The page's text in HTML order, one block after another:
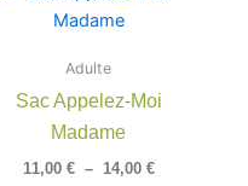
Adulte
Sac Appelez-Moi
Madame
11,00 € – 14,00 €